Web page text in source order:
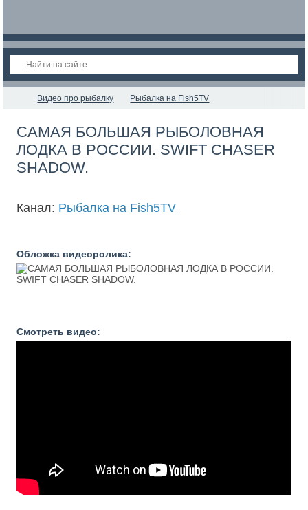
Видео про рыбалку Рыбалка на Fish5TV
САМАЯ БОЛЬШАЯ РЫБОЛОВНАЯ
ЛОДКА В РОССИИ. SWIFT CHASER
SHADOW.
Канал: Рыбалка на Fish5TV
Обложка видеоролика:
Смотреть видео: